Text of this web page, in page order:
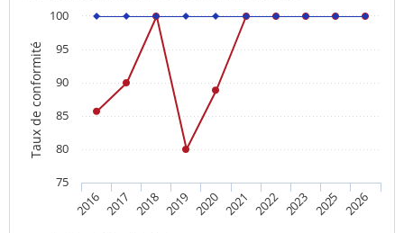
Taux de conformité
2016 2017 2018 2019 2020 2021 2022 2023 2025 2026
75
80
85
90
95
100